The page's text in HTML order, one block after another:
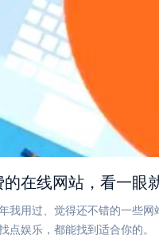
在线网站，看一眼
我用过、觉得还不错的一些
点娱乐，都能找到适合你的。